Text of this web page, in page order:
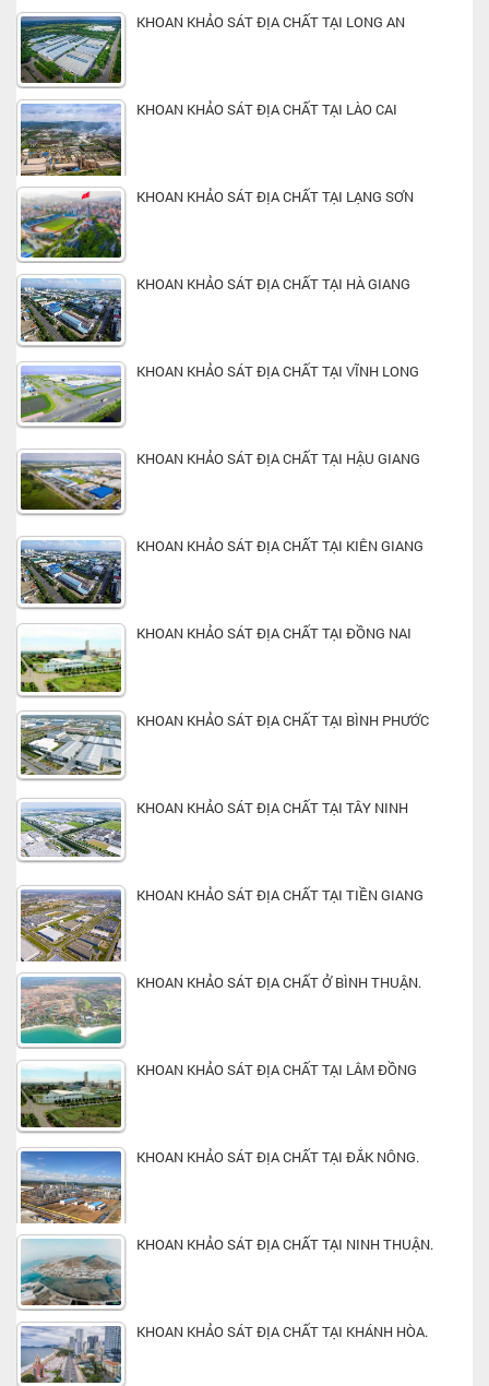
KHOAN KHẢO SÁT ĐỊA CHẤT TẠI LONG AN
KHOAN KHẢO SÁT ĐỊA CHẤT TẠI LÀO CAI
KHOAN KHẢO SÁT ĐỊA CHẤT TẠI LẠNG SƠN
KHOAN KHẢO SÁT ĐỊA CHẤT TẠI HÀ GIANG
KHOAN KHẢO SÁT ĐỊA CHẤT TẠI VĨNH LONG
KHOAN KHẢO SÁT ĐỊA CHẤT TẠI HẬU GIANG
KHOAN KHẢO SÁT ĐỊA CHẤT TẠI KIÊN GIANG
KHOAN KHẢO SÁT ĐỊA CHẤT TẠI ĐỒNG NAI
KHOAN KHẢO SÁT ĐỊA CHẤT TẠI BÌNH PHƯỚC
KHOAN KHẢO SÁT ĐỊA CHẤT TẠI TÂY NINH
KHOAN KHẢO SÁT ĐỊA CHẤT TẠI TIỀN GIANG
KHOAN KHẢO SÁT ĐỊA CHẤT Ở BÌNH THUẬN.
KHOAN KHẢO SÁT ĐỊA CHẤT TẠI LÂM ĐỒNG
KHOAN KHẢO SÁT ĐỊA CHẤT TẠI ĐẮK NÔNG.
KHOAN KHẢO SÁT ĐỊA CHẤT TẠI NINH THUẬN.
KHOAN KHẢO SÁT ĐỊA CHẤT TẠI KHÁNH HÒA.